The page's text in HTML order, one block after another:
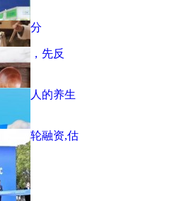
色半分
生病，先反
寿老人的养生
天使轮融资,估